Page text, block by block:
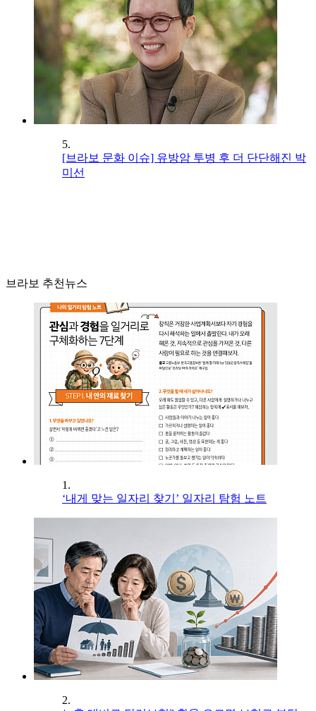
5.
[브라보 문화 이슈] 유방암 투병 후 더 단단해진 박
미선
브라보 추천뉴스
1.
‘내게 맞는 일자리 찾기’ 일자리 탐험 노트
2.